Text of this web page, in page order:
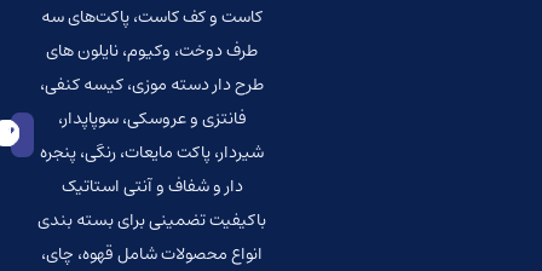
کاست و کف کاست، پاکت‌های سه
طرف دوخت، وکیوم، نایلون های
طرح دار دسته موزی، کیسه کنفی،
فانتزی و عروسکی، سوپاپدار،
شیردار، پاکت مایعات، رنگی، پنجره
دار و شفاف و آنتی استاتیک
باکیفیت تضمینی برای بسته بندی
انواع محصولات شامل قهوه، چای،